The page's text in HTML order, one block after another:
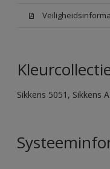
Sikkens 5051, Sikkens